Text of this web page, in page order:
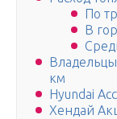
По
В
км
Hyundai
Хендай